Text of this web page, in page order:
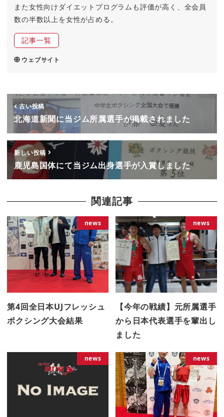
また女性向けダイエットプログラムも評価が高く、全会員
数の半数以上を女性が占める。
記事一覧
ウェブサイト
古い投稿
北海道新聞に当ジム所属選手が掲載されました
新しい投稿
鹿児島国体にて当ジム出身選手が入賞しました
関連記事
news
第4回全日本UJフレッシュ
ボクシング大会結果
news
【今年の戦績】元所属選手
から日本代表選手を輩出し
ました
news news